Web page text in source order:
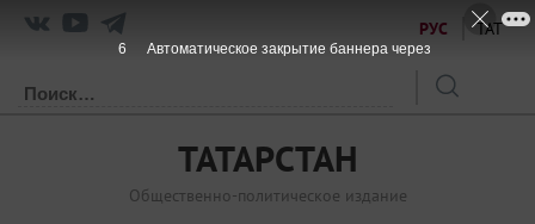
РУС ТАТ
ТАТАРСТАН
Общественно-политическое издание
6 Автоматическое закрытие баннера через